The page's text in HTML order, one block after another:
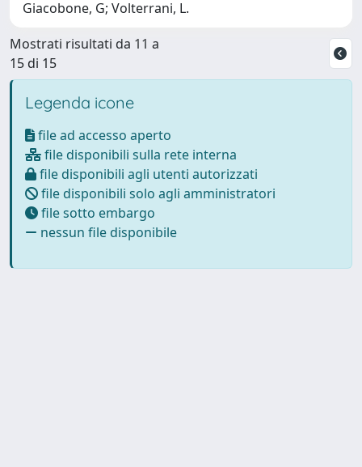
Giacobone, G; Volterrani, L.
Mostrati risultati da 11 a
15 di 15
Legenda icone
file ad accesso aperto
file disponibili sulla rete interna
file disponibili agli utenti autorizzati
file disponibili solo agli amministratori
file sotto embargo
nessun file disponibile